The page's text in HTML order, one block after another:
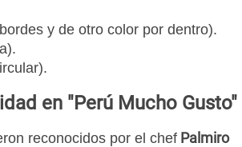
y de otro color por dentro).
en "Perú Mucho Gusto"
reconocidos por el chef Palmiro